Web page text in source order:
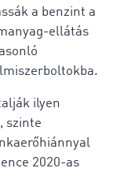
a benzint a
ellátás
ilyen
szinte
2020-as